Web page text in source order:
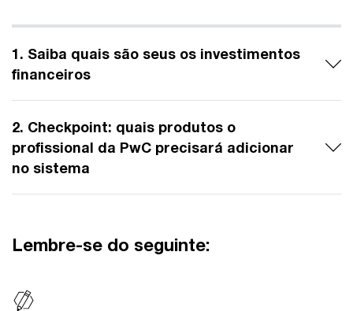
1. Saiba quais são seus os investimentos
financeiros
2. Checkpoint: quais produtos o
profissional da PwC precisará adicionar
no sistema
Lembre-se do seguinte: